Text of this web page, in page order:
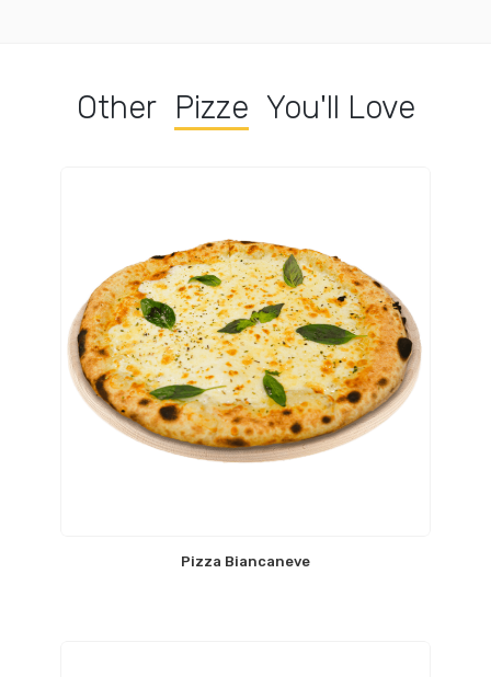
Other Pizze You'll Love
Pizza Biancaneve